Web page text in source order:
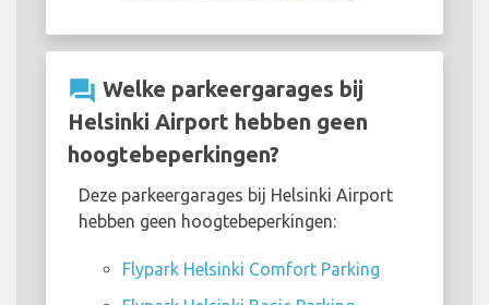
question_answer Welke parkeergarages bij
Helsinki Airport hebben geen
hoogtebeperkingen?
Deze parkeergarages bij Helsinki Airport
hebben geen hoogtebeperkingen:
Flypark Helsinki Comfort Parking